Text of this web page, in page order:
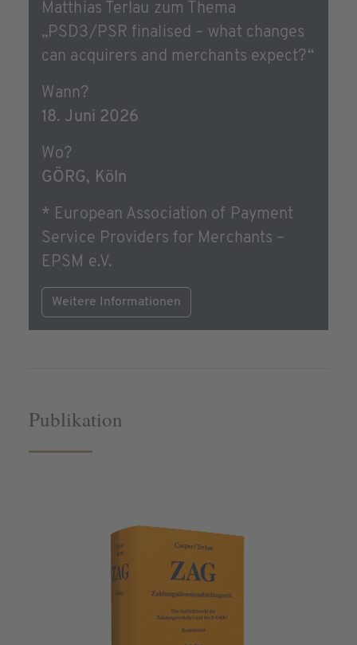
Matthias Terlau zum Thema
„PSD3/PSR finalised – what changes
can acquirers and merchants expect?“
Wann?
18. Juni 2026
Wo?
GÖRG, Köln
* European Association of Payment
Service Providers for Merchants –
EPSM e.V.
Weitere Informationen
Publikation